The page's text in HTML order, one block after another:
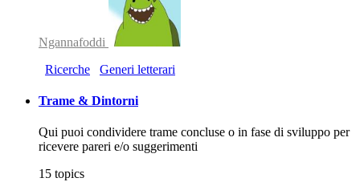
Ngannafoddi
Ricerche
Generi letterari
Trame & Dintorni
Qui puoi condividere trame concluse o in fase di sviluppo per
ricevere pareri e/o suggerimenti
15 topics